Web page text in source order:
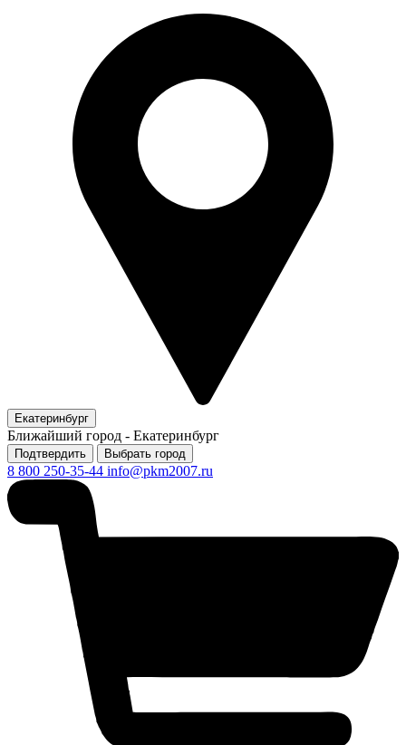
Екатеринбург
Ближайший город - Екатеринбург
Подтвердить Выбрать город
8 800 250-35-44 info@pkm2007.ru